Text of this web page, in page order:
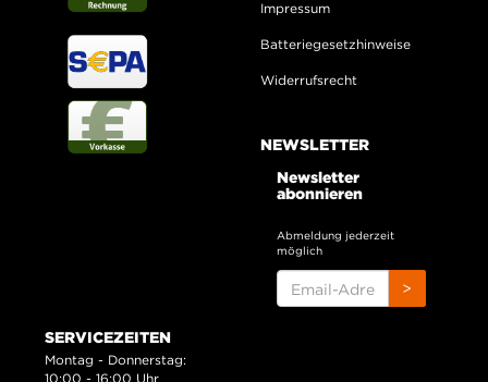
Impressum
Batteriegesetzhinweise
Widerrufsrecht
NEWSLETTER
Newsletter
abonnieren
Abmeldung jederzeit
möglich
ADRESSE
>
SERVICEZEITEN
Montag - Donnerstag:
10:00 - 16:00 Uhr